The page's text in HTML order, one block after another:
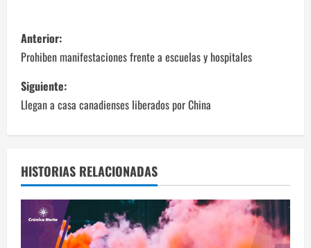
N
a
v
e
a
c
Anterior:
Prohiben manifestaciones frente a escuelas y hospitales
Siguiente:
Llegan a casa canadienses liberados por China
HISTORIAS RELACIONADAS